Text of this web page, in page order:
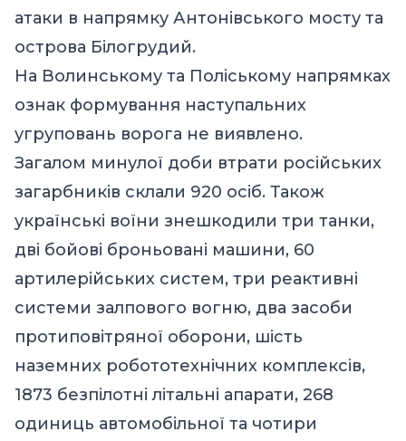
атаки в напрямку Антонівського мосту та
острова Білогрудий.
На Волинському та Поліському напрямках
ознак формування наступальних
угруповань ворога не виявлено.
Загалом минулої доби втрати російських
загарбників склали 920 осіб. Також
українські воїни знешкодили три танки,
дві бойові броньовані машини, 60
артилерійських систем, три реактивні
системи залпового вогню, два засоби
протиповітряної оборони, шість
наземних робототехнічних комплексів,
1873 безпілотні літальні апарати, 268
одиниць автомобільної та чотири